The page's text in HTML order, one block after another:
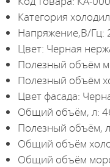
Категория
Напряжение,В/Гц:
Цвет: Черная
Полезный объём
Полезный объём
Цвет фасада:
Общий объём, л:
Полезный объём,
Общий объём
Общий объём